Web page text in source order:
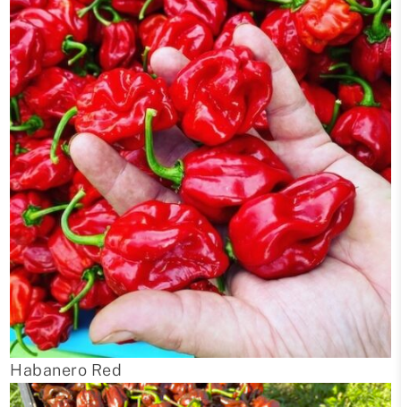
Habanero Red